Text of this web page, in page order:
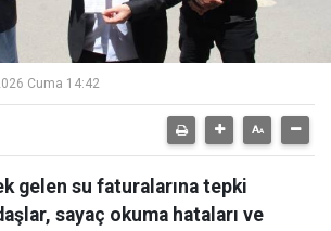
Cuma 14:42
gelen su faturalarına tepki
sayaç okuma hataları ve